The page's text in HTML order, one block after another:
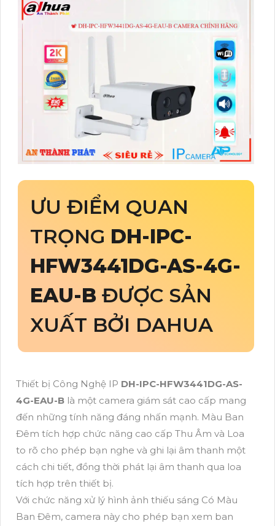
ƯU ĐIỂM QUAN
TRỌNG DH-IPC-
HFW3441DG-AS-4G-
EAU-B ĐƯỢC SẢN
XUẤT BỞI DAHUA
Thiết bị Công Nghệ IP DH-IPC-HFW3441DG-AS-
4G-EAU-B là một camera giám sát cao cấp mang
đến những tính năng đáng nhấn mạnh. Màu Ban
Đêm tích hợp chức năng cao cấp Thu Âm và Loa
to rõ cho phép bạn nghe và ghi lại âm thanh một
cách chi tiết, đồng thời phát lại âm thanh qua loa
tích hợp trên thiết bị.
Với chức năng xử lý hình ảnh thiếu sáng Có Màu
Ban Đêm, camera này cho phép bạn xem ban